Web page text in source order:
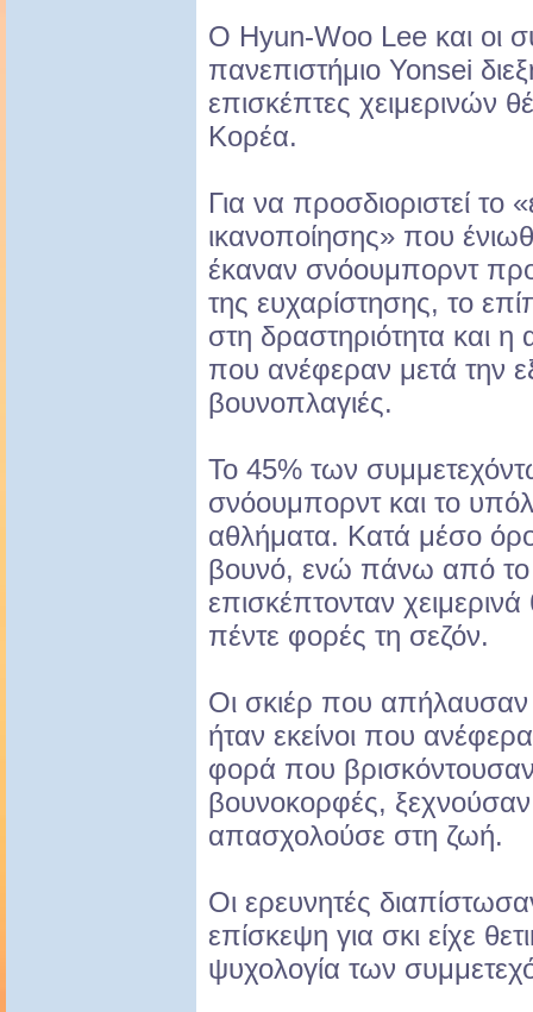
Ο Hyun-Woo Lee και οι
πανεπιστήμιο Yonsei
επισκέπτες χειμερινών
Κορέα.
Για να προσδιοριστεί το
ικανοποίησης» που
έκαναν σνόουμπορντ
της ευχαρίστησης, το
στη δραστηριότητα και η
που ανέφεραν μετά την
βουνοπλαγιές.
Το 45% των
σνόουμπορντ και το
αθλήματα. Κατά μέσο
βουνό, ενώ πάνω από
επισκέπτονταν
πέντε φορές τη σεζόν.
Οι σκιέρ που
ήταν εκείνοι που
φορά που βρισκόντουσαν
βουνοκορφές, ξεχνούσαν
απασχολούσε στη ζωή.
Οι ερευνητές
επίσκεψη για σκι είχε
ψυχολογία των